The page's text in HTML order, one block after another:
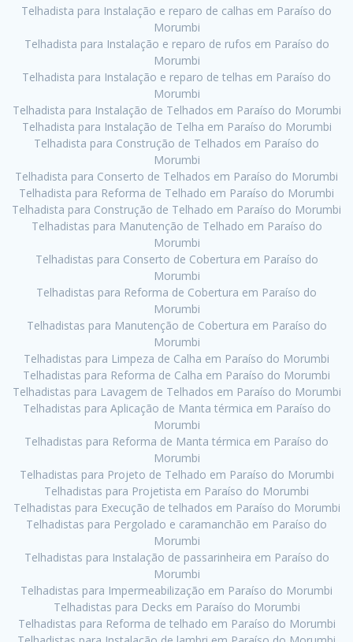
Telhadista para Instalação e reparo de calhas em Paraíso do
Morumbi
Telhadista para Instalação e reparo de rufos em Paraíso do
Morumbi
Telhadista para Instalação e reparo de telhas em Paraíso do
Morumbi
Telhadista para Instalação de Telhados em Paraíso do Morumbi
Telhadista para Instalação de Telha em Paraíso do Morumbi
Telhadista para Construção de Telhados em Paraíso do
Morumbi
Telhadista para Conserto de Telhados em Paraíso do Morumbi
Telhadista para Reforma de Telhado em Paraíso do Morumbi
Telhadista para Construção de Telhado em Paraíso do Morumbi
Telhadistas para Manutenção de Telhado em Paraíso do
Morumbi
Telhadistas para Conserto de Cobertura em Paraíso do
Morumbi
Telhadistas para Reforma de Cobertura em Paraíso do
Morumbi
Telhadistas para Manutenção de Cobertura em Paraíso do
Morumbi
Telhadistas para Limpeza de Calha em Paraíso do Morumbi
Telhadistas para Reforma de Calha em Paraíso do Morumbi
Telhadistas para Lavagem de Telhados em Paraíso do Morumbi
Telhadistas para Aplicação de Manta térmica em Paraíso do
Morumbi
Telhadistas para Reforma de Manta térmica em Paraíso do
Morumbi
Telhadistas para Projeto de Telhado em Paraíso do Morumbi
Telhadistas para Projetista em Paraíso do Morumbi
Telhadistas para Execução de telhados em Paraíso do Morumbi
Telhadistas para Pergolado e caramanchão em Paraíso do
Morumbi
Telhadistas para Instalação de passarinheira em Paraíso do
Morumbi
Telhadistas para Impermeabilização em Paraíso do Morumbi
Telhadistas para Decks em Paraíso do Morumbi
Telhadistas para Reforma de telhado em Paraíso do Morumbi